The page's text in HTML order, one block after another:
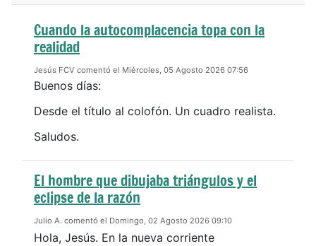
Cuando la autocomplacencia topa con la
realidad
Jesús FCV comentó el Miércoles, 05 Agosto 2026 07:56
Buenos días:
Desde el título al colofón. Un cuadro realista.
Saludos.
El hombre que dibujaba triángulos y el
eclipse de la razón
Julio A. comentó el Domingo, 02 Agosto 2026 09:10
Hola, Jesús. En la nueva corriente